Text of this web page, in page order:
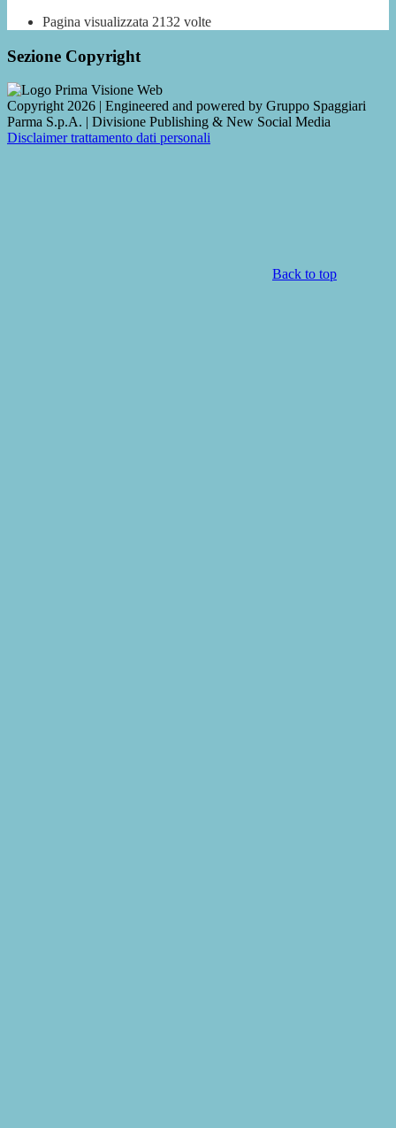
Pagina visualizzata 2132 volte
Sezione Copyright
Copyright 2026 | Engineered and powered by Gruppo Spaggiari
Parma S.p.A. | Divisione Publishing & New Social Media
Disclaimer trattamento dati personali
Back to top